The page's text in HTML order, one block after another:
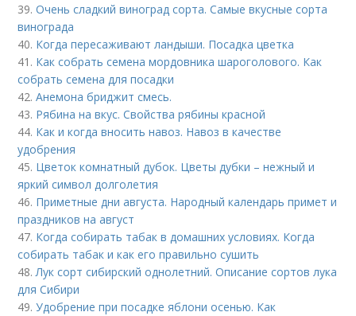
39.Очень сладкий виноград сорта. Самые вкусные сорта
винограда
40. Когда пересаживают ландыши. Посадка цветка
41. Как собрать семена мордовника шароголового. Как
собрать семена для посадки
42.Анемона бриджит смесь.
43. Рябина на вкус. Свойства рябины красной
44. Как и когда вносить навоз. Навоз в качестве
удобрения
45. Цветок комнатный дубок. Цветы дубки – нежный и
яркий символ долголетия
46. Приметные дни августа. Народный календарь примет и
праздников на август
47. Когда собирать табак в домашних условиях. Когда
собирать табак и как его правильно сушить
48.Лук сорт сибирский однолетний. Описание сортов лука
для Сибири
49.Удобрение при посадке яблони осенью. Как